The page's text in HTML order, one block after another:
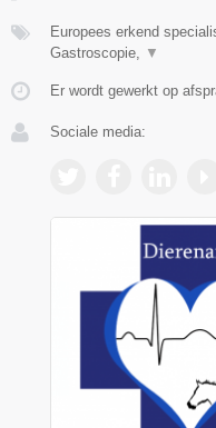
Europees erkend
Gastroscopie,
▼
Er wordt gewerkt op
Sociale media: